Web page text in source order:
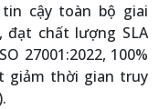
cậy toàn bộ giai
đạt chất lượng SLA
27001:2022, 100%
giảm thời gian truy